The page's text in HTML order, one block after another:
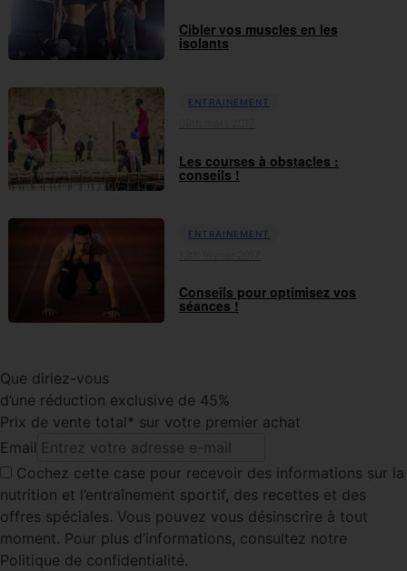
Cibler vos muscles en les
isolants
ENTRAINEMENT
Les courses à obstacles :
conseils !
ENTRAINEMENT
Conseils pour optimisez vos
séances !
Que diriez-vous
d’une réduction exclusive de 45%
Prix de vente total* sur votre premier achat
Email
Cochez cette case pour recevoir des informations sur la
nutrition et l’entraînement sportif, des recettes et des
offres spéciales. Vous pouvez vous désinscrire à tout
moment. Pour plus d’informations, consultez notre
Politique de confidentialité.